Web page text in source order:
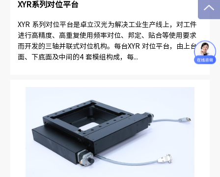
XYR系列对位平台
XYR 系列对位平台是卓立汉光为解决工业生产线上，对工件
进行高精度、高重复使用频率对位、邦定、贴合等使用要求
而开发的三轴并联式对位机构。每台XYR 对位平台，由上台
面、下底面及中间的4 套模组构成，每...